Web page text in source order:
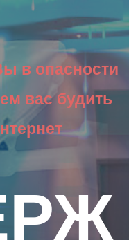
в опасности​
вас будить